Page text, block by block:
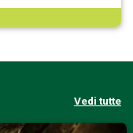
Vedi tutte